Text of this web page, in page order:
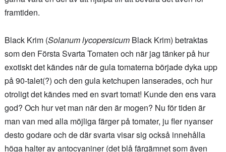
framtiden.
Black Krim (Solanum lycopersicumBlack Krim) betraktas
som den Första Svarta Tomaten och när jag tänker på hur
exotiskt det kändes när de gula tomaterna började dyka upp
på 90-talet(?) och den gula ketchupen lanserades, och hur
otroligt det kändes med en svart tomat! Kunde den ens vara
god? Och hur vet man när den är mogen? Nu för tiden är
man van med alla möjliga färger på tomater, ju fler nyanser
desto godare och de där svarta visar sig också innehålla
höga halter av antocyaniner (det blå färgämnet som även